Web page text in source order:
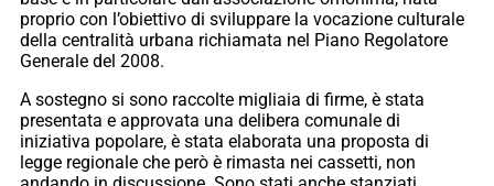
proprio con l’obiettivo di sviluppare la vocazione culturale
della centralità urbana richiamata nel Piano Regolatore
Generale del 2008.
A sostegno si sono raccolte migliaia di firme, è stata
presentata e approvata una delibera comunale di
iniziativa popolare, è stata elaborata una proposta di
legge regionale che però è rimasta nei cassetti, non